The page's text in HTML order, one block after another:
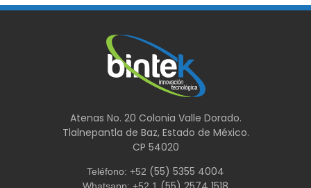
Atenas No. 20 Colonia Valle Dorado.
Tlalnepantla de Baz, Estado de México.
CP 54020
Teléfono: +52 (55) 5355 4004